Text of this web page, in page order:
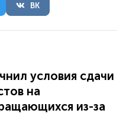
ВК
условия сдачи
на
из-за